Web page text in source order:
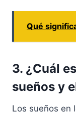
Qué
3. ¿Cuál
sueños y
Los sueños en